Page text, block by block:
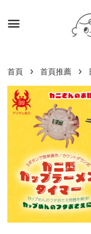
首頁 › 首頁推薦 ›